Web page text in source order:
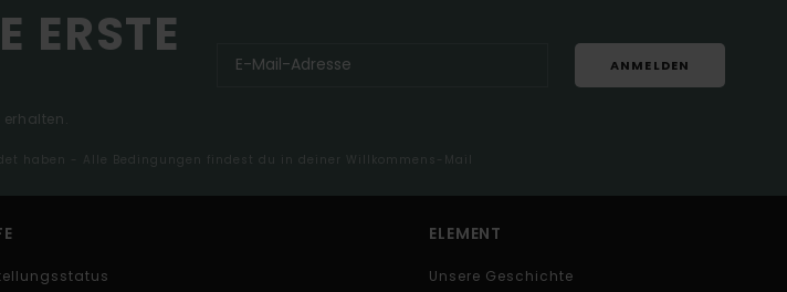
ERSTE
ANMELDEN
haben - Alle Bedingungen findest du in deiner Willkommens-Mail
ELEMENT
Unsere Geschichte